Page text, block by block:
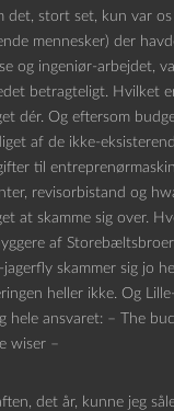
det, stort set, kun var os
mennesker) der
og ingeniør-arbejdet,
betragteligt. Hvilket
dér. Og eftersom
af de ikke-
til
revisorbistand og
at skamme sig over.
af
skammer sig jo
heller ikke. Og
hele ansvaret: – The
wiser –
det år, kunne jeg